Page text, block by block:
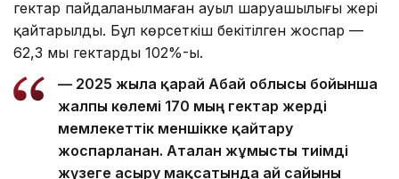
гектар пайдаланылмаған ауыл шаруашылығы жері
қайтарылды. Бұл көрсеткіш бекітілген жоспар —
62,3 мың гектардың 102%-ы.
— 2025 жылға қарай Абай облысы бойынша
жалпы көлемі 170 мың гектар жерді
мемлекеттік меншікке қайтару
жоспарланған. Аталған жұмысты тиімді
жүзеге асыру мақсатында ай сайынғы